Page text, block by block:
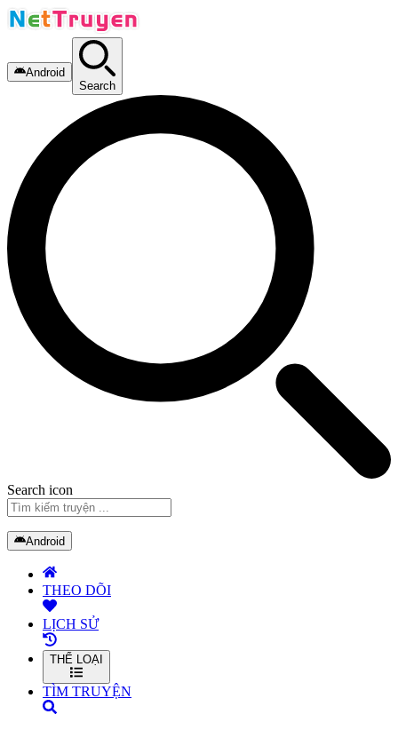
Android
Search
Search icon
Android
THEO DÕI
LỊCH SỬ
THỂ LOẠI
TÌM TRUYỆN